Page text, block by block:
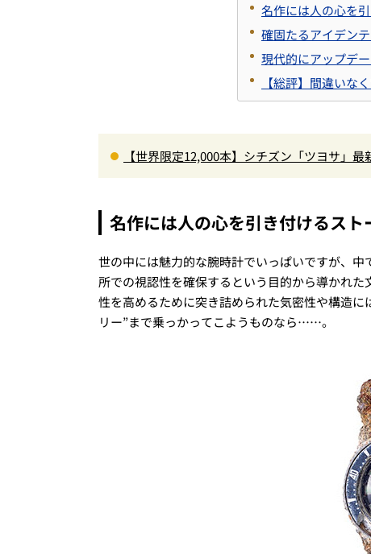
名作には人の心を
確固たるアイデン
現代的にアップデ
【総評】間違いな
【世界限定12,000本】シチズン「ツヨサ」
名作には人の心を引き付けるスト
世の中には魅力的な腕時計でいっぱいですが、
所での視認性を確保するという目的から導かれ
性を高めるために突き詰められた気密性や構造
リー”まで乗っかってこようものなら……。